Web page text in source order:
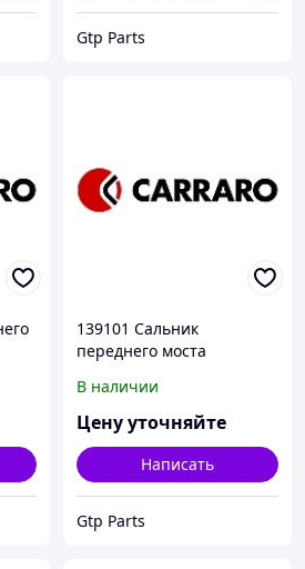
Gtp Parts
139101 Сальник
переднего моста
В наличии
Цену уточняйте
Написать
Gtp Parts